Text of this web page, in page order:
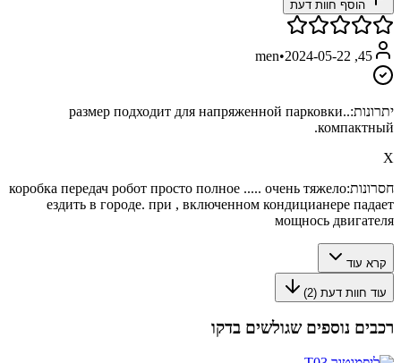
הוסף חוות דעת
45, men
•2024-05-22
יתרונות: .размер подходит для напряженной парковки.
компактный.
X
חסרונות:коробка передач робот просто полное ..... очень тяжело
ездить в городе. при , включенном кондицианере падает
мощнось двигателя
קרא עוד
עוד חוות דעת (2
)
רכבים נוספים שגולשים בדקו